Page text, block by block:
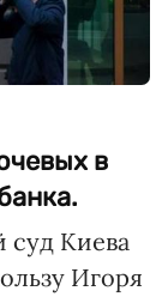
в
Киева
Игоря